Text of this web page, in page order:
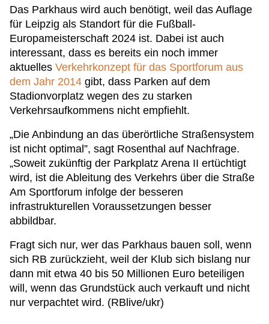
Das Parkhaus wird auch benötigt, weil das Auflage
für Leipzig als Standort für die Fußball-
Europameisterschaft 2024 ist. Dabei ist auch
interessant, dass es bereits ein noch immer
aktuelles Verkehrkonzept für das Sportforum aus
dem Jahr 2014 gibt, dass Parken auf dem
Stadionvorplatz wegen des zu starken
Verkehrsaufkommens nicht empfiehlt.
„Die Anbindung an das überörtliche Straßensystem
ist nicht optimal”, sagt Rosenthal auf Nachfrage.
„Soweit zukünftig der Parkplatz Arena II ertüchtigt
wird, ist die Ableitung des Verkehrs über die Straße
Am Sportforum infolge der besseren
infrastrukturellen Voraussetzungen besser
abbildbar.
Fragt sich nur, wer das Parkhaus bauen soll, wenn
sich RB zurückzieht, weil der Klub sich bislang nur
dann mit etwa 40 bis 50 Millionen Euro beteiligen
will, wenn das Grundstück auch verkauft und nicht
nur verpachtet wird. (RBlive/ukr)